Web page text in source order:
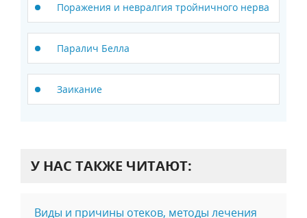
Поражения и невралгия тройничного нерва
Паралич Белла
Заикание
У НАС ТАКЖЕ ЧИТАЮТ:
Виды и причины отеков, методы лечения